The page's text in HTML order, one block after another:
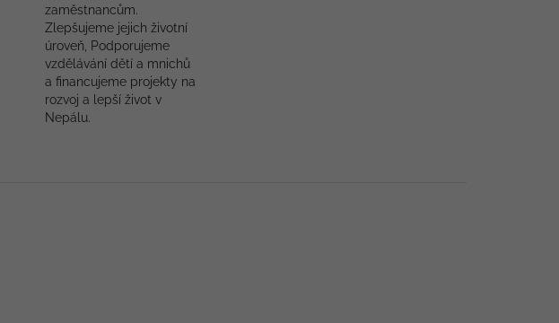
zaměstnancům.
Zlepšujeme jejich životní
úroveň, Podporujeme
vzdělávání dětí a mnichů
a financujeme projekty na
rozvoj a lepší život v
Nepálu.